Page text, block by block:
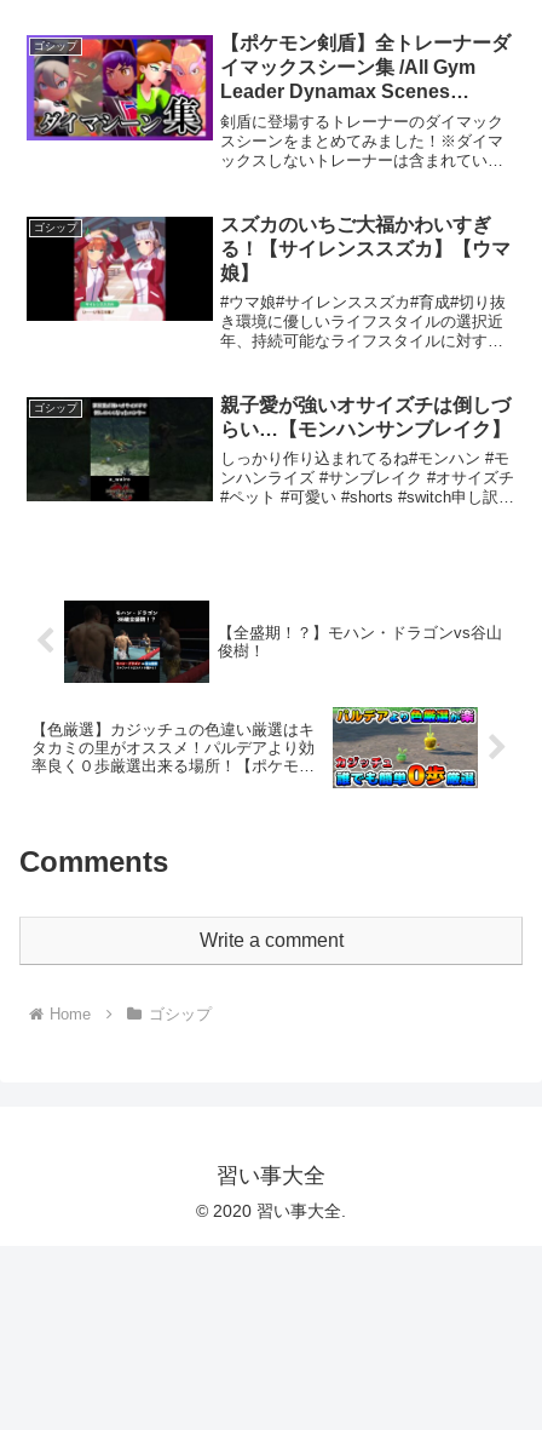
レイジから買える低木全種類紹介！新し
く追加された『ツバキ』や...
ゴシップ
【ポケモン剣盾】全トレーナーダ
イマックスシーン集 /All Gym
Leader Dynamax Scenes
(Pokémon Sword & Shield)
剣盾に登場するトレーナーのダイマック
スシーンをまとめてみました！※ダイマ
ックスしないトレーナーは含まれていま
しんだり、ポケモン好きのみなさんと交
流をしたり、語り合いたい...
ゴシップ
スズカのいちご大福かわいすぎ
る！【サイレンススズカ】【ウマ
娘】
#ウマ娘#サイレンススズカ#育成#切り抜
き環境に優しいライフスタイルの選択近
年、持続可能なライフスタイルに対する
の選択を見直し、地球に優しい行動を取
ることが求められてい...
ゴシップ
親子愛が強いオサイズチは倒しづ
らい…【モンハンサンブレイク】
しっかり作り込まれてるね#モンハン #モ
ンハンライズ #サンブレイク #オサイズチ
#ペット #可愛い #shorts #switch申し訳あ
【全盛期！？】モハン・ドラゴンvs谷山
俊樹！
【色厳選】カジッチュの色違い厳選はキ
タカミの里がオススメ！パルデアより効
率良く０歩厳選出来る場所！【ポケモン
Comments
Write a comment
Home ゴシップ
習い事大全
© 2020 習い事大全.